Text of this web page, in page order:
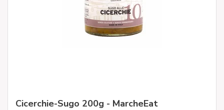
Cicerchie-Sugo 200g - MarcheEat